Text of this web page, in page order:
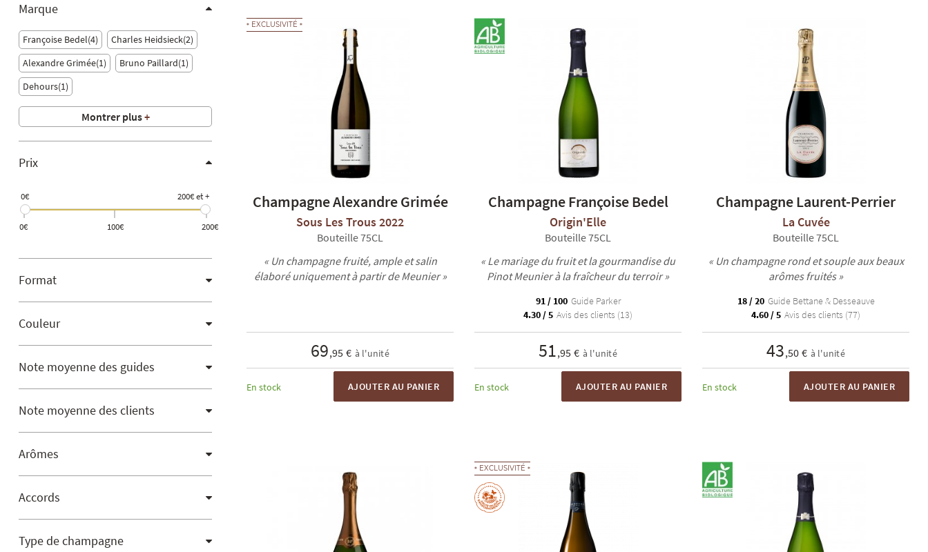
Marque
Françoise Bedel 4 Charles Heidsieck 2
Alexandre Grimée 1 Bruno Paillard 1
Dehours 1
Montrer plus+
Prix
0€ 200€ et +
0€ 100€ 200€
Format
Couleur
Note moyenne des guides
Note moyenne des clients
Arômes
Accords
Type de champagne
EXCLUSIVITÉ
Champagne Alexandre Grimée
Sous Les Trous 2022
Bouteille 75CL
« Un champagne fruité, ample et salin
élaboré uniquement à partir de Meunier »
69,95 € à l'unité
En stock AJOUTER AU PANIER
Champagne Françoise Bedel
Origin'Elle
Bouteille 75CL
« Le mariage du fruit et la gourmandise du
Pinot Meunier à la fraîcheur du terroir »
91 / 100 Guide Parker
4.30 / 5 Avis des clients (13)
51,95 € à l'unité
En stock AJOUTER AU PANIER
Champagne Laurent-Perrier
La Cuvée
Bouteille 75CL
« Un champagne rond et souple aux beaux
arômes fruités »
18 / 20 Guide Bettane & Desseauve
4.60 / 5 Avis des clients (77)
43,50 € à l'unité
En stock AJOUTER AU PANIER
EXCLUSIVITÉ